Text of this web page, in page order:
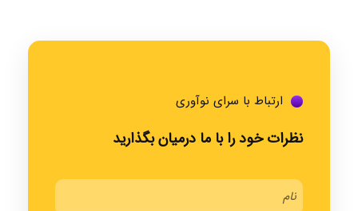
ارتباط با سرای نوآوری
نظرات خود را با ما درمیان بگذارید